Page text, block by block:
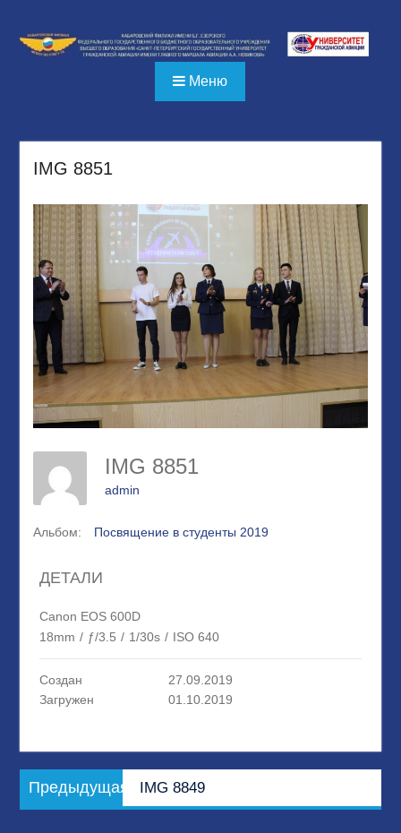
содержимому
Меню
IMG 8851
IMG 8851
admin
Альбом: Посвящение в студенты 2019
ДЕТАЛИ
Canon EOS 600D
18mm / ƒ/3.5 / 1/30s / ISO 640
Создан
27.09.2019
Загружен
01.10.2019
Навигация
по
Предыдущая
запись:
IMG 8849